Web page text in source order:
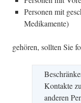
Personen mit
Medikamente)
gehören, sollten Sie
Kontakte zu
anderen